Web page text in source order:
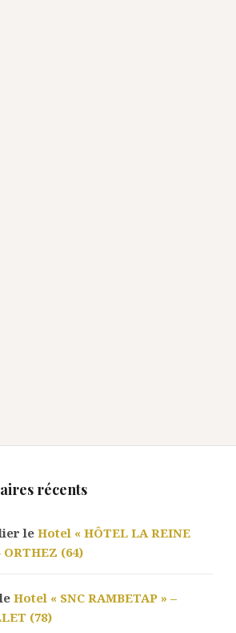
récents
le Hotel « HÔTEL LA REINE
ORTHEZ (64)
Hotel « SNC RAMBETAP » –
(78)